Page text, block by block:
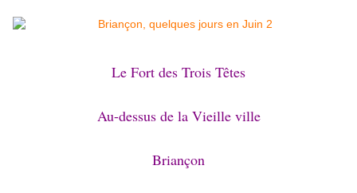
Le Fort des Trois Têtes
Au-dessus de la Vieille ville
Briançon